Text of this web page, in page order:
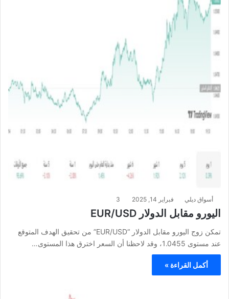
أسواق ديلي فبراير 14, 2025 3
اليورو مقابل الدولار EUR/USD
تمكن زوج اليورو مقابل الدولار “EUR/USD” من تحقيق الهدف المتوقع
عند مستوى 1.0455، وقد لاحظنا أن السعر اخترق هذا المستوى…
أكمل القراءة »